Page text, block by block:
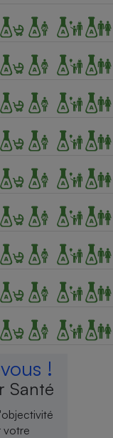
!
Santé
votre